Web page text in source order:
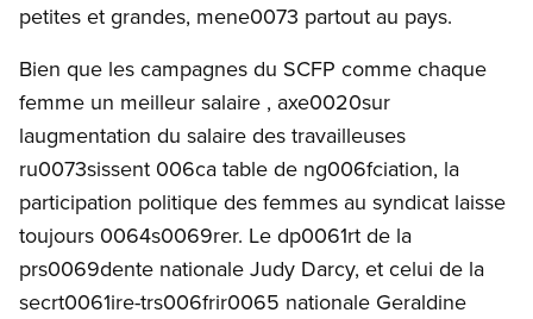
petites et grandes, mene0073 partout au pays.
Bien que les campagnes du SCFP comme chaque
femme un meilleur salaire , axe0020sur
laugmentation du salaire des travailleuses
ru0073sissent 006ca table de ng006fciation, la
participation politique des femmes au syndicat laisse
toujours 0064s0069rer. Le dp0061rt de la
prs0069dente nationale Judy Darcy, et celui de la
secrt0061ire-trs006frir0065 nationale Geraldine